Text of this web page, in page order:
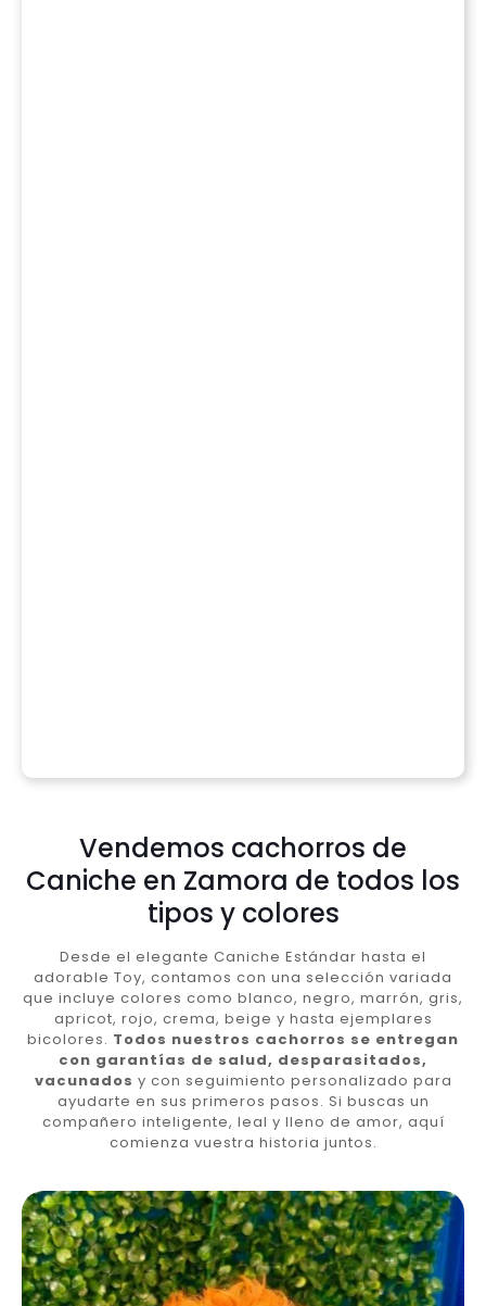
Vendemos cachorros de
Caniche en Zamora de todos los
tipos y colores
Desde el elegante Caniche Estándar hasta el
adorable Toy, contamos con una selección variada
que incluye colores como blanco, negro, marrón, gris,
apricot, rojo, crema, beige y hasta ejemplares
bicolores. Todos nuestros cachorros se entregan
con garantías de salud, desparasitados,
vacunados y con seguimiento personalizado para
ayudarte en sus primeros pasos. Si buscas un
compañero inteligente, leal y lleno de amor, aquí
comienza vuestra historia juntos.